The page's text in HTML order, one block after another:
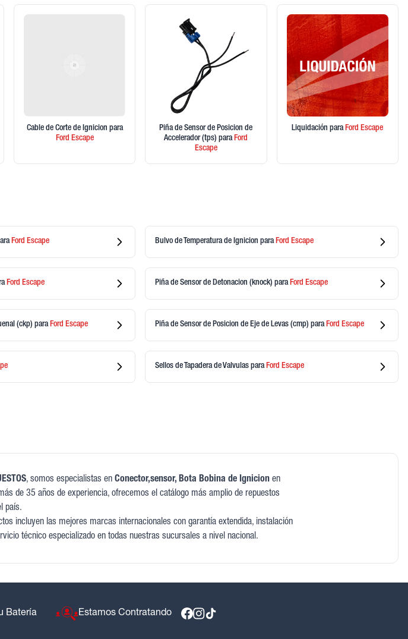
Cable de Corte de Ignicion para
Ford Escape
Piña de Sensor de Posicion de
Accelerador (tps)para Ford
Escape
Liquidaciónpara Ford Escape
Ford Escape Bulvo de Temperatura de Ignicion paraFord Escape
Ford Escape Piña de Sensor de Detonacion (knock) paraFord Escape
(ckp) paraFord Escape Piña de Sensor de Posicion de Eje de Levas (cmp) paraFord Escape
Sellos de Tapadera de Valvulas paraFord Escape
, somos especialistas enConector,sensor, Bota Bobina de Ignicion en
de 35 años de experiencia, ofrecemos el catálogo más amplio de repuestos
país.
incluyen las mejores marcas internacionales con garantía extendida, instalación
técnico especializado en todas nuestras sucursales a nivel nacional.
Batería Estamos Contratando